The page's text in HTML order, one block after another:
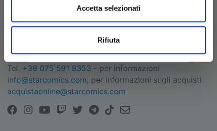
Accetta selezionati
Rifiuta
EDIZIONI STAR COMICS
P.IVA 03850300546
Tel. +39 075 591 8353 - per informazioni
info@starcomics.com, per informazioni sugli acquisti
acquistaonline@starcomics.com